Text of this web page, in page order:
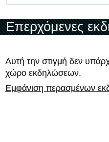
Επερχόμενες
Αυτή την στιγμή δεν
χώρο εκδηλώσεων.
Εμφάνιση περασμένων